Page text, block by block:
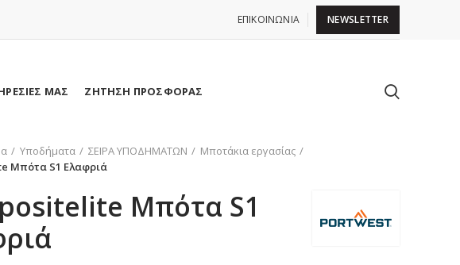
ΕΠΙΚΟΙΝΩΝΙΑ NEWSLETTER
ΜΑΣ ΖΗΤΗΣΗ ΠΡΟΣΦΟΡΑΣ
Υποδήματα ΣΕΙΡΑ ΥΠΟΔΗΜΑΤΩΝ
Μποτάκια εργασίας
Μπότα S1 Ελαφριά
Μπότα S1